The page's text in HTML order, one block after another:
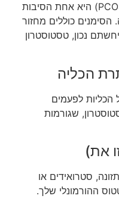
תסמונת השחלות הפוליציסטיות (PCOS) היא אחת הסיבות
הסימנים כוללים מחזור
נכון, טסטוסטרון
הכליות לפעמים
שגורמות
סטרואידים או
ההורמונלי שלך.